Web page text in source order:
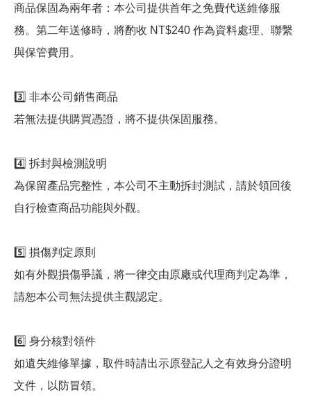
商品保固為兩年者：本公司提供首年之免費代送維修服
務。第二年送修時，將酌收 NT$240 作為資料處理、聯繫
與保管費用。
3️⃣ 非本公司銷售商品
若無法提供購買憑證，將不提供保固服務。
4️⃣ 拆封與檢測說明
為保留產品完整性，本公司不主動拆封測試，請於領回後
自行檢查商品功能與外觀。
5️⃣ 損傷判定原則
如有外觀損傷爭議，將一律交由原廠或代理商判定為準，
請恕本公司無法提供主觀認定。
6️⃣ 身分核對領件
如遺失維修單據，取件時請出示原登記人之有效身分證明
文件，以防冒領。